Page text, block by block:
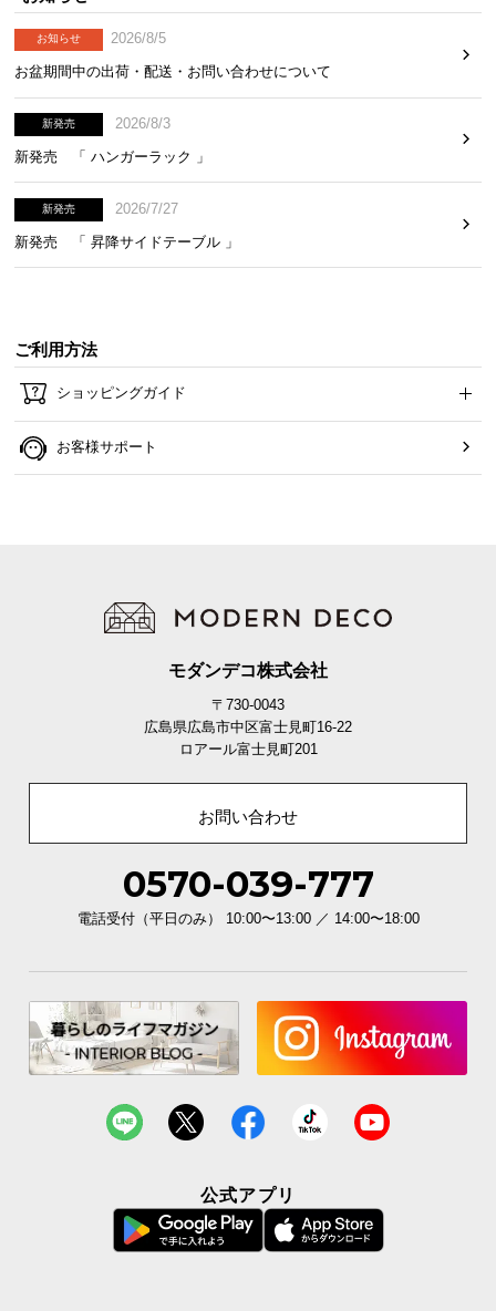
お知らせ
2026/8/5
お盆期間中の出荷・配送・お問い合わせについて
新発売
2026/8/3
新発売 「 ハンガーラック 」
新発売
2026/7/27
新発売 「 昇降サイドテーブル 」
ご利用方法
ショッピングガイド
お客様サポート
モダンデコ株式会社
〒730-0043
広島県広島市中区富士見町16-22
ロアール富士見町201
お問い合わせ
0570-039-777
電話受付（平日のみ） 10:00〜13:00 ／ 14:00〜18:00
公式アプリ